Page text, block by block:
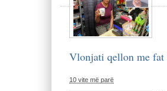
Vlonjati qellon me fat
10 vite më parë